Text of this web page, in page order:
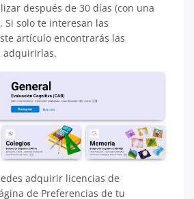
después de 30 días (con una
Si solo te interesan las
artículo encontrarás las
adquirirlas.
adquirir licencias de
de Preferencias de tu